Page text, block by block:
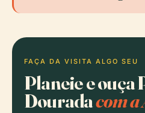
FAÇA DA VISITA ALGO SEU
Planeie e ouça
Douradacom